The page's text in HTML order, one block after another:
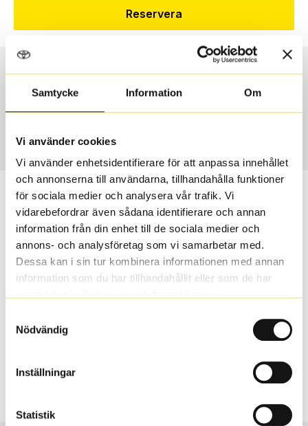
Samtycke Information Om
Vi använder cookies
Vi använder enhetsidentifierare för att anpassa innehållet
och annonserna till användarna, tillhandahålla funktioner
för sociala medier och analysera vår trafik. Vi
vidarebefordrar även sådana identifierare och annan
information från din enhet till de sociala medier och
annons- och analysföretag som vi samarbetar med.
Dessa kan i sin tur kombinera informationen med annan
information som du har tillhandahållit eller som de har
Nödvändig
Inställningar
Statistik
Reservera
Däcktyp Däckstorlek
1453
Passar detta däck min bil?
Ange registreringsnummer för att se om det däck du
valt passar din bilmodell. Om du köper däck som skall
sättas på dina befintliga fälgar, se till att kolla en extra
gång så att däck och fälg har samma dimensioner.
Ibland kan fälgen ha bytts ut under årens lopp och
fabrik.
S Sök